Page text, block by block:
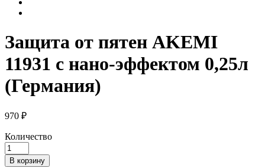
Защита от пятен AKEMI
11931 с нано-эффектом 0,25л
(Германия)
970 ₽
Количество
В корзину